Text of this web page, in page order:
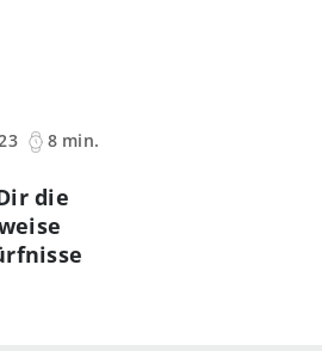
8 min.
die